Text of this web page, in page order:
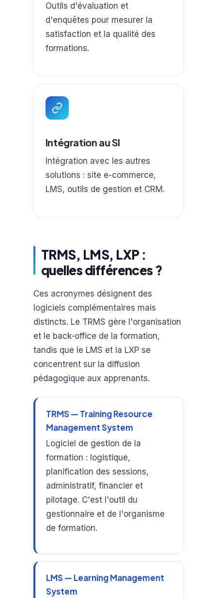
Outils d'évaluation et
d'enquêtes pour mesurer la
satisfaction et la qualité des
formations.
Intégration au SI
Intégration avec les autres
solutions : site e-commerce,
LMS, outils de gestion et CRM.
TRMS, LMS, LXP :
quelles différences ?
Ces acronymes désignent des
logiciels complémentaires mais
distincts. Le TRMS gère l'organisation
et le back-office de la formation,
tandis que le LMS et la LXP se
concentrent sur la diffusion
pédagogique aux apprenants.
TRMS — Training Resource
Management System
Logiciel de gestion de la
formation : logistique,
planification des sessions,
administratif, financier et
pilotage. C'est l'outil du
gestionnaire et de l'organisme
de formation.
LMS — Learning Management
System